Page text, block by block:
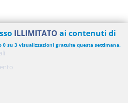
ILLIMITATO ai contenuti di
0 su 3 visualizzazioni gratuite questa settimana.